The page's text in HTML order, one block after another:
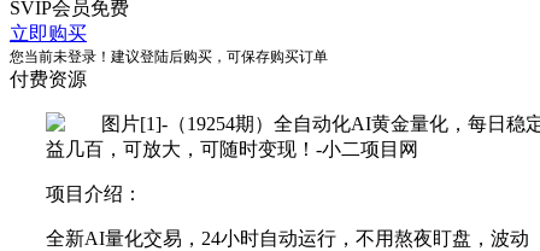
SVIP会员免费
立即购买
您当前未登录！建议登陆后购买，可保存购买订单
付费资源
项目介绍：
全新AI量化交易，24小时自动运行，不用熬夜盯盘，波动